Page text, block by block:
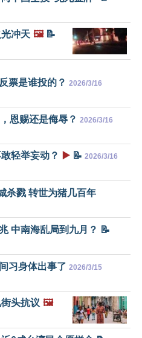
冲天 🖼️📝
票是谁投的？ 2026/3/16
恩赐还是侮辱？ 2026/3/16
轻举妄动？ ▶️ 📝 2026/3/16
杀戮 转世为猪几百年
中南海乱局到九月？ 📝
习身体出事了 2026/3/15
头抗议 🖼️